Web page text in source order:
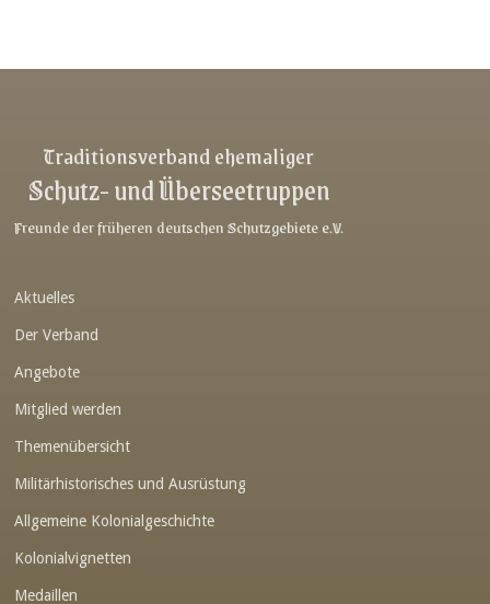
Link-v-z
Link-v-z
Link-v-z
Link-v-z
Link-v-z
Link-v-z
Link-v-z
Link-v-z
Traditionsverband ehemaliger
Schutz- und Überseetruppen
Freunde der früheren deutschen Schutzgebiete e.V.
Aktuelles
Der Verband
Angebote
Mitglied werden
Themenübersicht
Militärhistorisches und Ausrüstung
Allgemeine Kolonialgeschichte
Kolonialvignetten
Medaillen